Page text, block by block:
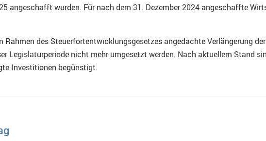
angeschafft wurden. Für nach dem 31. Dezember 2024 angeschaffte
Rahmen des Steuerfortentwicklungsgesetzes angedachte Verlängerung
Legislaturperiode nicht mehr umgesetzt werden. Nach aktuellem Stand
Investitionen begünstigt.